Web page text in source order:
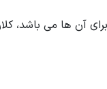
آن ها می باشد،